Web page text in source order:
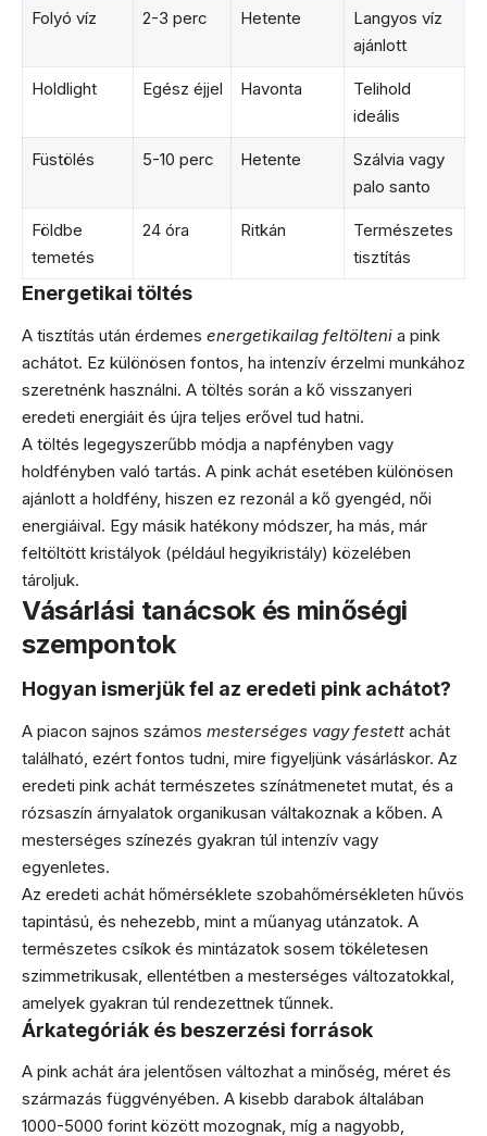
Folyó víz 2-3 perc Hetente
Langyos víz
ajánlott
Holdlight Egész éjjel Havonta
Telihold
ideális
Füstölés 5-10 perc Hetente
Szálvia vagy
palo santo
Földbe
temetés
24 óra Ritkán
Természetes
tisztítás
Energetikai töltés
A tisztítás után érdemes energetikailag feltölteni a pink
achátot. Ez különösen fontos, ha intenzív érzelmi munkához
szeretnénk használni. A töltés során a kő visszanyeri
eredeti energiáit és újra teljes erővel tud hatni.
A töltés legegyszerűbb módja a napfényben vagy
holdfényben való tartás. A pink achát esetében különösen
ajánlott a holdfény, hiszen ez rezonál a kő gyengéd, női
energiáival. Egy másik hatékony módszer, ha más, már
feltöltött kristályok (például hegyikristály) közelében
tároljuk.
Vásárlási tanácsok és minőségi
szempontok
Hogyan ismerjük fel az eredeti pink achátot?
A piacon sajnos számos mesterséges vagy festett achát
található, ezért fontos tudni, mire figyeljünk vásárláskor. Az
eredeti pink achát természetes színátmenetet mutat, és a
rózsaszín árnyalatok organikusan váltakoznak a kőben. A
mesterséges színezés gyakran túl intenzív vagy
egyenletes.
Az eredeti achát hőmérséklete szobahőmérsékleten hűvös
tapintású, és nehezebb, mint a műanyag utánzatok. A
természetes csíkok és mintázatok sosem tökéletesen
szimmetrikusak, ellentétben a mesterséges változatokkal,
amelyek gyakran túl rendezettnek tűnnek.
Árkategóriák és beszerzési források
A pink achát ára jelentősen változhat a minőség, méret és
származás függvényében. A kisebb darabok általában
1000-5000 forint között mozognak, míg a nagyobb,